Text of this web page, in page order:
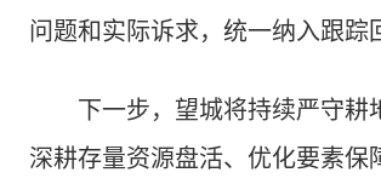
问题和实际诉求，统一纳入跟踪
下一步，望城将持续严守耕地
深耕存量资源盘活、优化要素保